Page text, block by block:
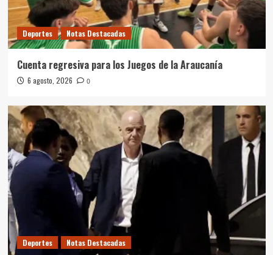
Deportes Notas Destacadas
Cuenta regresiva para los Juegos de la Araucanía
6 agosto, 2026 0
Deportes Notas Destacadas